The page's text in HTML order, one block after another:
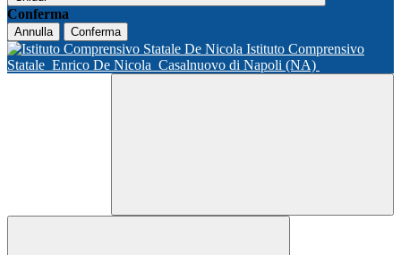
Conferma
Annulla Conferma
Istituto Comprensivo
Statale Enrico De Nicola Casalnuovo di Napoli (NA)